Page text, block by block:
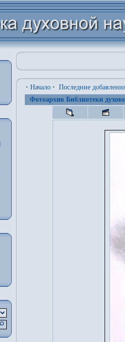
· Начало · Последние
Фотоархив Библиотеки